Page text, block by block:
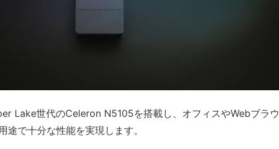
Lake世代のCeleron N5105を搭載し、オフィスやWebブラウ
途で十分な性能を実現します。